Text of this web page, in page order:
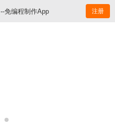
--免编程制作App 注册